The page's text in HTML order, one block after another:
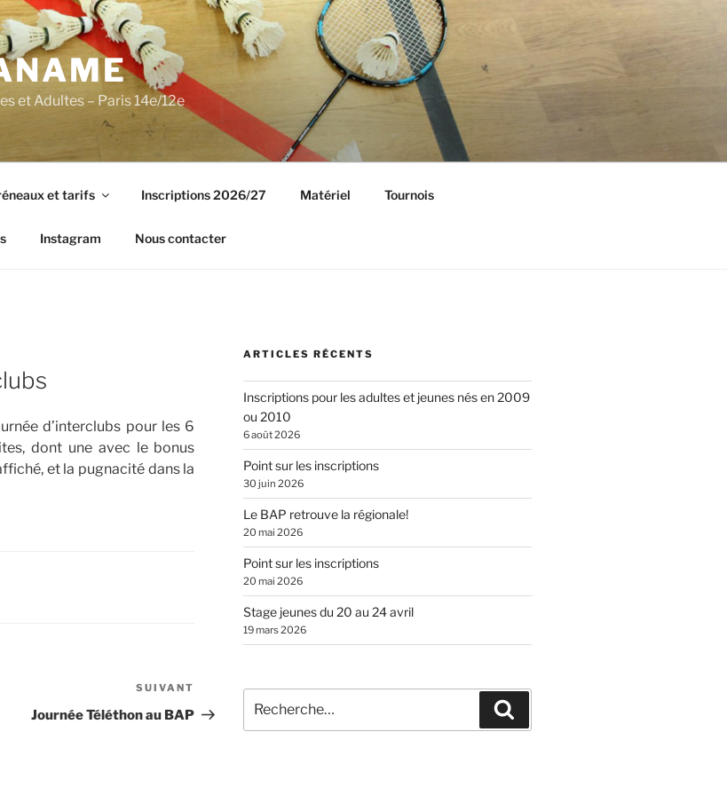
et Adultes – Paris 14e/12e
et tarifs Inscriptions 2026/27 Matériel Tournois
Instagram Nous contacter
d’interclubs pour les 6
dont une avec le bonus
et la pugnacité dans la
suivant
SUIVANT
Journée Téléthon au BAP
ARTICLES RÉCENTS
Inscriptions pour les adultes et jeunes nés en 2009
ou 2010
6 août 2026
Point sur les inscriptions
30 juin 2026
Le BAP retrouve la régionale!
20 mai 2026
Point sur les inscriptions
20 mai 2026
Stage jeunes du 20 au 24 avril
19 mars 2026
pour
: